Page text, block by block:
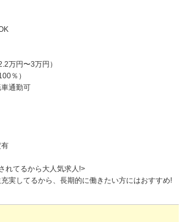
万円〜3万円）
％）
通勤可
れてるから大人気求人!>
実してるから、長期的に働きたい方にはおすすめ!